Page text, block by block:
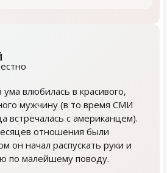
влюбилась в красивого,
мужчину (в то время СМИ
встречалась с американцем).
отношения были
он начал распускать руки и
по малейшему поводу.